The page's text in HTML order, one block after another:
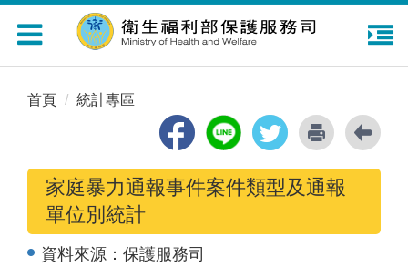
Toggle
navigation
首頁 統計專區
家庭暴力通報事件案件類型及通報
單位別統計
資料來源： 保護服務司